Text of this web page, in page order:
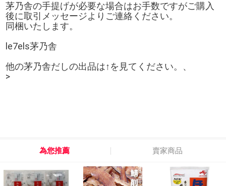
茅乃舎の手提げが必要な場合はお手数ですがご購入
後に取引メッセージよりご連絡ください。
同梱いたします。
le7els茅乃舎
他の茅乃舎だしの出品は↑を見てください。、
>
為您推薦 賣家商品